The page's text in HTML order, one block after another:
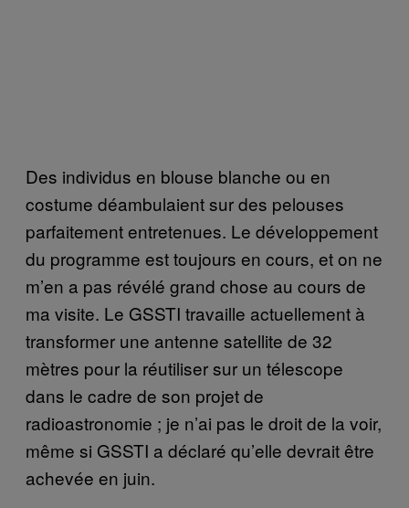
Des individus en blouse blanche ou en
costume déambulaient sur des pelouses
parfaitement entretenues. Le développement
du programme est toujours en cours, et on ne
m’en a pas révélé grand chose au cours de
ma visite. Le GSSTI travaille actuellement à
transformer une antenne satellite de 32
mètres pour la réutiliser sur un télescope
dans le cadre de son projet de
radioastronomie ; je n’ai pas le droit de la voir,
même si GSSTI a déclaré qu’elle devrait être
achevée en juin.